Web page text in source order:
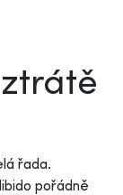
řada.
pořádně